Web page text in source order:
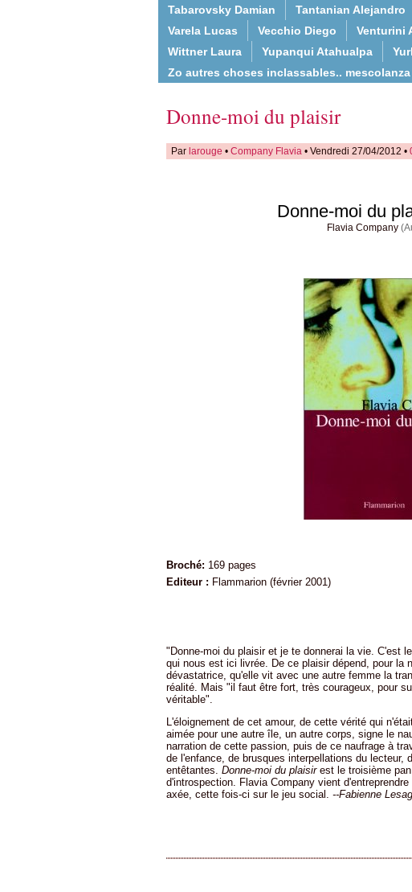
Tabarovsky Damian
Tantanian Alejandro
Varela Lucas
Vecchio Diego Venturini
Wittner Laura
Yupanqui Atahualpa
Zo autres choses inclassables..
Donne-moi du plaisir
Par larouge • Company Flavia • Vendredi 27/04/2012 •
Donne-moi du
Flavia Company
Broché: 169 pages
Editeur : Flammarion (février 2001)
"Donne-moi du plaisir et je te donnerai la vie. C'est
qui nous est ici livrée. De ce plaisir dépend, pour la
dévastatrice, qu'elle vit avec une autre femme la
réalité. Mais "il faut être fort, très courageux, pour
véritable".
L'éloignement de cet amour, de cette vérité qui
aimée pour une autre île, un autre corps, signe le
narration de cette passion, puis de ce naufrage à
de l'enfance, de brusques interpellations du lecteur,
entêtantes. Donne-moi du plaisirest le troisième pan
d'introspection. Flavia Company vient
axée, cette fois-ci sur le jeu social. --Fabienne